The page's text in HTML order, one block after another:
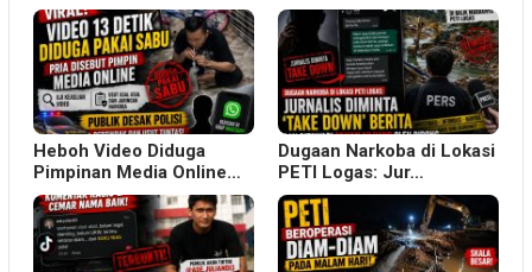
Heboh Video Diduga
Pimpinan Media Online…
Dugaan Narkoba di Lokasi
PETI Logas: Jur…